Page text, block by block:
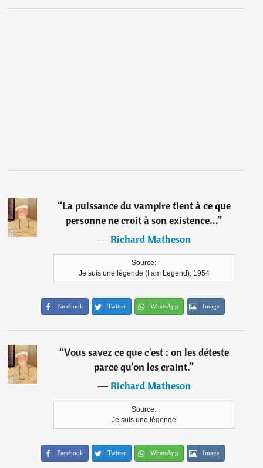
“La puissance du vampire tient à ce que
personne ne croit à son existence...”
―Richard Matheson
Source:
Je suis une légende (I am Legend), 1954
Facebook Twitter WhatsApp Image
“Vous savez ce que c'est : on les déteste
parce qu'on les craint.”
―Richard Matheson
Source:
Je suis une légende
Facebook Twitter WhatsApp Image